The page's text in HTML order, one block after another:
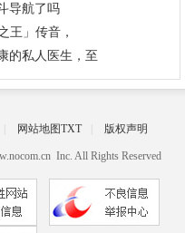
导航了吗
王」传音，
的私人医生，至
网站地图TXT 版权声明
Inc. All Rights Reserved